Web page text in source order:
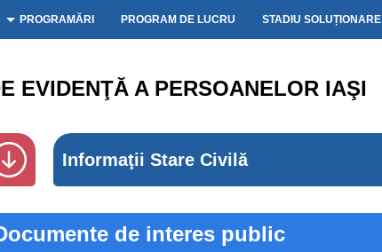
PROGRAMĂRI PROGRAM DE LUCRU STADIU SOLUȚIONARE
EVIDENŢĂ A PERSOANELOR IAŞI
Informaţii Stare Civilă
de interes public